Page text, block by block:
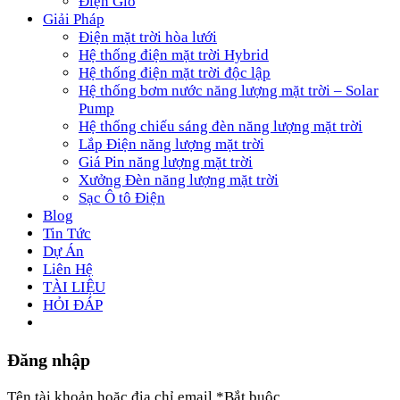
Giải Pháp
Điện mặt trời hòa lưới
Hệ thống điện mặt trời Hybrid
Hệ thống điện mặt trời độc lập
Hệ thống bơm nước năng lượng mặt trời – Solar
Pump
Hệ thống chiếu sáng đèn năng lượng mặt trời
Lắp Điện năng lượng mặt trời
Giá Pin năng lượng mặt trời
Xưởng Đèn năng lượng mặt trời
Sạc Ô tô Điện
Blog
Tin Tức
Dự Án
Liên Hệ
TÀI LIỆU
HỎI ĐÁP
Đăng nhập